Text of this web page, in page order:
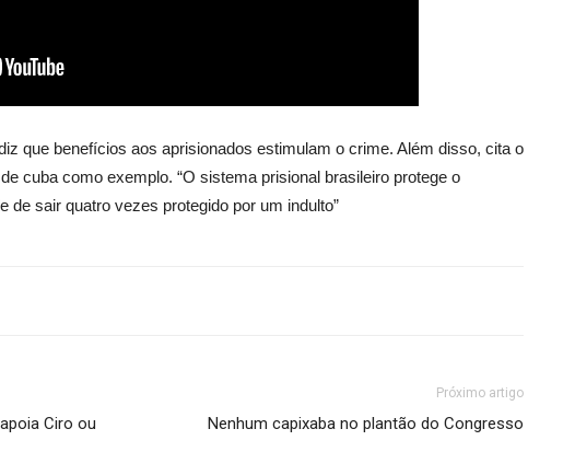
que benefícios aos aprisionados estimulam o crime. Além disso, cita o
cuba como exemplo. “O sistema prisional brasileiro protege o
de sair quatro vezes protegido por um indulto”
Ciro ou
Próximo artigo
Nenhum capixaba no plantão do Congresso